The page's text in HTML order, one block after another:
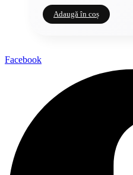
Adaugă în coș
Facebook